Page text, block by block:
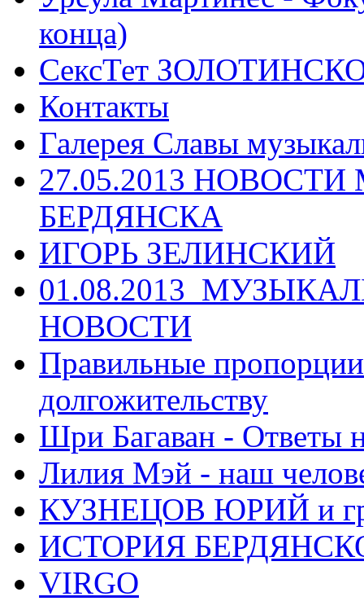
конца)
СексТет
Контакты
Галерея Славы
27.05.2013
БЕРДЯНСКА
ИГОРЬ ЗЕЛИНСКИЙ
НОВОСТИ
Правильные
долгожительству
Шри Багаван - Ответы
Лилия Мэй - наш
КУЗНЕЦОВ ЮРИЙ и
ИСТОРИЯ
VIRGO